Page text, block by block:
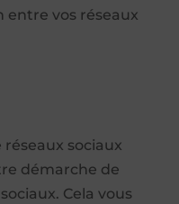
entre vos réseaux
sociaux
démarche de
Cela vous